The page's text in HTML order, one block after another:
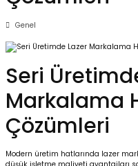
Genel
Seri
Markalama
Çözümleri
Modern üretim hatlarında lazer
Parçaları
Ürünleri